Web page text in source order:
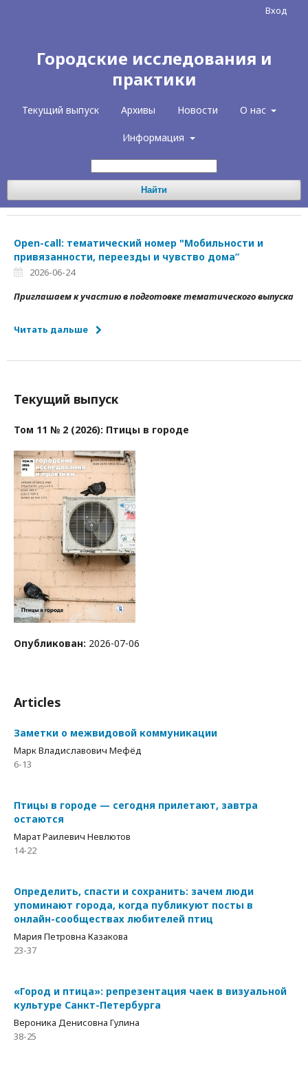
Городские исследования и
практики
Текущий выпуск Архивы Новости О нас
Информация
Найти
Вход
Open-call: тематический номер "Мобильности и
привязанности, переезды и чувство дома”
2026-06-24
Приглашаем к участию в подготовке тематического выпуска
Читать дальше
Текущий выпуск
Том 11 № 2 (2026): Птицы в городе
Опубликован: 2026-07-06
Articles
Заметки о межвидовой коммуникации
Марк Владиславович Мефёд
6-13
Птицы в городе — сегодня прилетают, завтра
остаются
Марат Раилевич Невлютов
14-22
Определить, спасти и сохранить: зачем люди
упоминают города, когда публикуют посты в
онлайн-сообществах любителей птиц
Мария Петровна Казакова
23-37
«Город и птица»: репрезентация чаек в визуальной
культуре Санкт-Петербурга
Вероника Денисовна Гулина
38-25